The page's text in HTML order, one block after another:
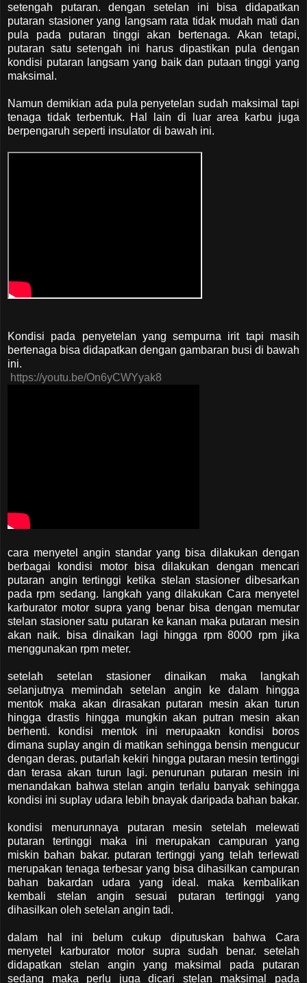
setengah putaran. dengan setelan ini bisa didapatkan
putaran stasioner yang langsam rata tidak mudah mati dan
pula pada putaran tinggi akan bertenaga. Akan tetapi,
putaran satu setengah ini harus dipastikan pula dengan
kondisi putaran langsam yang baik dan putaan tinggi yang
maksimal.
Namun demikian ada pula penyetelan sudah maksimal tapi
tenaga tidak terbentuk. Hal lain di luar area karbu juga
berpengaruh seperti insulator di bawah ini.
Kondisi pada penyetelan yang sempurna irit tapi masih
bertenaga bisa didapatkan dengan gambaran busi di bawah
ini.
https://youtu.be/On6yCWYyak8
cara menyetel angin standar yang bisa dilakukan dengan
berbagai kondisi motor bisa dilakukan dengan mencari
putaran angin tertinggi ketika stelan stasioner dibesarkan
pada rpm sedang. langkah yang dilakukan Cara menyetel
karburator motor supra yang benar bisa dengan memutar
stelan stasioner satu putaran ke kanan maka putaran mesin
akan naik. bisa dinaikan lagi hingga rpm 8000 rpm jika
menggunakan rpm meter.
setelah setelan stasioner dinaikan maka langkah
selanjutnya memindah setelan angin ke dalam hingga
mentok maka akan dirasakan putaran mesin akan turun
hingga drastis hingga mungkin akan putran mesin akan
berhenti. kondisi mentok ini merupaakn kondisi boros
dimana suplay angin di matikan sehingga bensin mengucur
dengan deras. putarlah kekiri hingga putaran mesin tertinggi
dan terasa akan turun lagi. penurunan putaran mesin ini
menandakan bahwa stelan angin terlalu banyak sehingga
kondisi ini suplay udara lebih bnayak daripada bahan bakar.
kondisi menurunnaya putaran mesin setelah melewati
putaran tertinggi maka ini merupakan campuran yang
miskin bahan bakar. putaran tertinggi yang telah terlewati
merupakan tenaga terbesar yang bisa dihasilkan campuran
bahan bakardan udara yang ideal. maka kembalikan
kembali stelan angin sesuai putaran tertinggi yang
dihasilkan oleh setelan angin tadi.
dalam hal ini belum cukup diputuskan bahwa Cara
menyetel karburator motor supra sudah benar. setelah
didapatkan stelan angin yang maksimal pada putaran
sedang maka perlu juga dicari stelan maksimal pada